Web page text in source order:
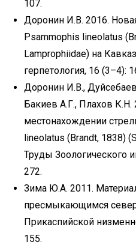
107.
Доронин И.В. 2016.
Psammophis lineolatus
Lamprophiidae) на
герпетология, 16 (3–4):
Доронин И.В.,
Бакиев А.Г., Плахов К.Н.
местонахождении
lineolatus (Brandt, 1838)
Труды Зоологического
272.
Зима Ю.А. 2011.
пресмыкающимся
Прикаспийской
155.